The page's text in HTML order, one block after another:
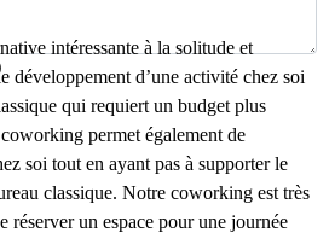
intéressante à la solitude et
développement d’une activité chez soi
qui requiert un budget plus
permet également de
soi tout en ayant pas à supporter le
classique. Notre coworking est très
réserver un espace pour une journée